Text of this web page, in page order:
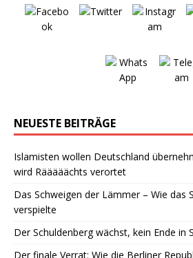
NEUESTE BEITRÄGE
Islamisten wollen Deutschland
wird Rääääächts verortet
Das Schweigen der Lämmer – Wie das
verspielte
Der Schuldenberg wächst, kein Ende in
Der finale Verrat: Wie die Berliner